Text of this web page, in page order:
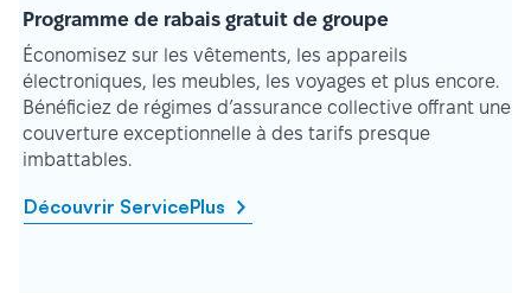
Programme de rabais gratuit de groupe
Économisez sur les vêtements, les appareils
électroniques, les meubles, les voyages et plus encore.
Bénéficiez de régimes d’assurance collective offrant une
couverture exceptionnelle à des tarifs presque
imbattables.
Découvrir ServicePlus